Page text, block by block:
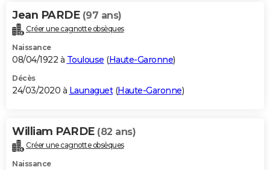
Jean PARDE (97 ans)
Créer une cagnotte obsèques
Naissance
08/04/1922 à Toulouse (Haute-Garonne)
Décès
24/03/2020 à Launaguet(Haute-Garonne)
William PARDE (82 ans)
Créer une cagnotte obsèques
Naissance